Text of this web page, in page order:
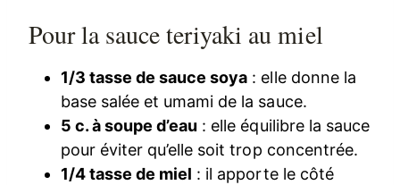
Pour la sauce teriyaki au miel
1/3 tasse de sauce soya : elle donne la
base salée et umami de la sauce.
5 c. à soupe d’eau : elle équilibre la sauce
pour éviter qu’elle soit trop concentrée.
1/4 tasse de miel : il apporte le côté